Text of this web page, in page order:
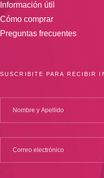
Información útil
Cómo comprar
Preguntas frecuentes
SUSCRIBITE PARA RECIBIR